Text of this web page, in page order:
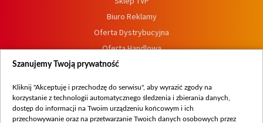
Biuro Reklamy
Oferta Dystrybucyjna
Oferta Handlowa
Dostępność
Procedura zgłoszeń wewnętrznych
Szanujemy Twoją prywatność
Kliknij "Akceptuję i przechodzę do serwisu", aby wyrazić zgody na
korzystanie z technologii automatycznego śledzenia i zbierania danych,
dostęp do informacji na Twoim urządzeniu końcowym i ich
przechowywanie oraz na przetwarzanie Twoich danych osobowych przez